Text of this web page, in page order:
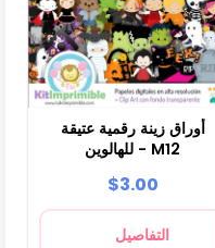
أوراق زينة رقمية عتيقة
للهالوين - M12
$3.00
التفاصيل